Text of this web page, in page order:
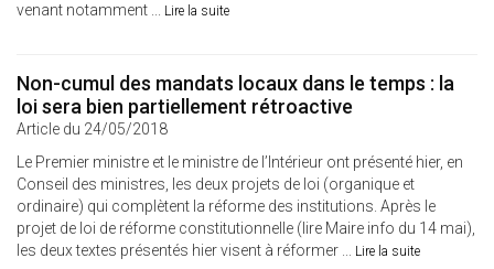
venant notamment ... Lire la suite
Non-cumul des mandats locaux dans le temps : la
loi sera bien partiellement rétroactive
Article du 24/05/2018
Le Premier ministre et le ministre de l’Intérieur ont présenté hier, en
Conseil des ministres, les deux projets de loi (organique et
ordinaire) qui complètent la réforme des institutions. Après le
projet de loi de réforme constitutionnelle (lire Maire info du 14 mai),
les deux textes présentés hier visent à réformer ... Lire la suite